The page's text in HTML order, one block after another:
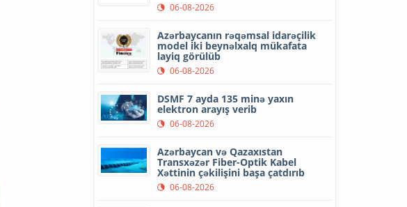
06-08-2026
Azərbaycanın rəqəmsal idarəçilik
model iki beynəlxalq mükafata
layiq görülüb
06-08-2026
DSMF 7 ayda 135 minə yaxın
elektron arayış verib
06-08-2026
Azərbaycan və Qazaxıstan
Transxəzər Fiber-Optik Kabel
Xəttinin çəkilişini başa çatdırıb
06-08-2026